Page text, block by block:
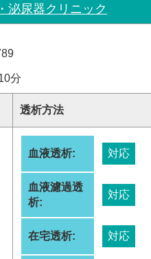
尿器クリニック
分
透析方法
血液透析: 対応
血液濾過透
析:
対応
在宅透析: 対応